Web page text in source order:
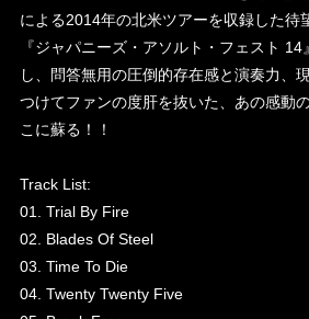
による2014年の北米ツアーを収録した待
『ジャパニーズ・アソルト・フェスト
し、問答無用の圧倒的存在感と演奏力、
つけてファンの度肝を抜いた、あの感動
こに蘇る！！
Track List:
01. Trial By Fire
02. Blades Of Steel
03. Time To Die
04. Twenty Twenty Five